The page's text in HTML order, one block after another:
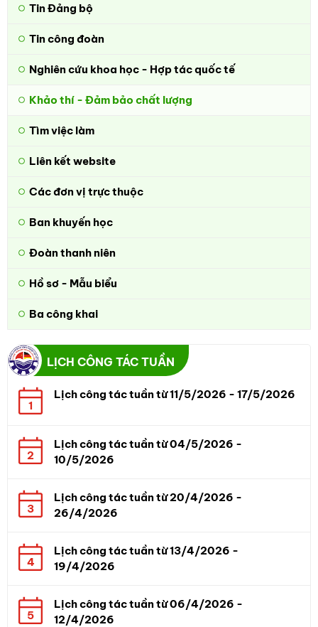
Tin Đảng bộ
Tin công đoàn
Nghiên cứu khoa học - Hợp tác quốc tế
Khảo thí - Đảm bảo chất lượng
Tìm việc làm
Liên kết website
Các đơn vị trực thuộc
Ban khuyến học
Đoàn thanh niên
Hồ sơ - Mẫu biểu
Ba công khai
LỊCH CÔNG TÁC TUẦN
1
Lịch công tác tuần từ 11/5/2026 - 17/5/2026
2
Lịch công tác tuần từ 04/5/2026 -
10/5/2026
3
Lịch công tác tuần từ 20/4/2026 -
26/4/2026
4
Lịch công tác tuần từ 13/4/2026 -
19/4/2026
5
Lịch công tác tuần từ 06/4/2026 -
12/4/2026